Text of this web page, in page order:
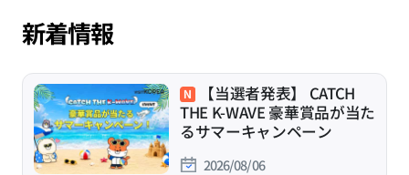
新着情報
THE K-WAVE 豪華賞品が当た
るサマーキャンペーン
2026/08/06